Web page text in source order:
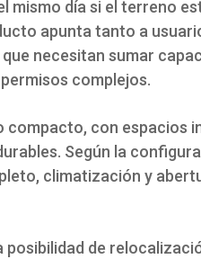
mismo día si el terreno
apunta tanto a
necesitan sumar
complejos.
compacto, con espacios
Según la
climatización y
de